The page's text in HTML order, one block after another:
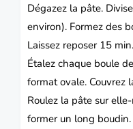
Dégazez la pâte.
environ). Formez des
Laissez reposer 15 min.
Étalez chaque boule
format ovale. Couvrez
Roulez la pâte sur
former un long boudin.